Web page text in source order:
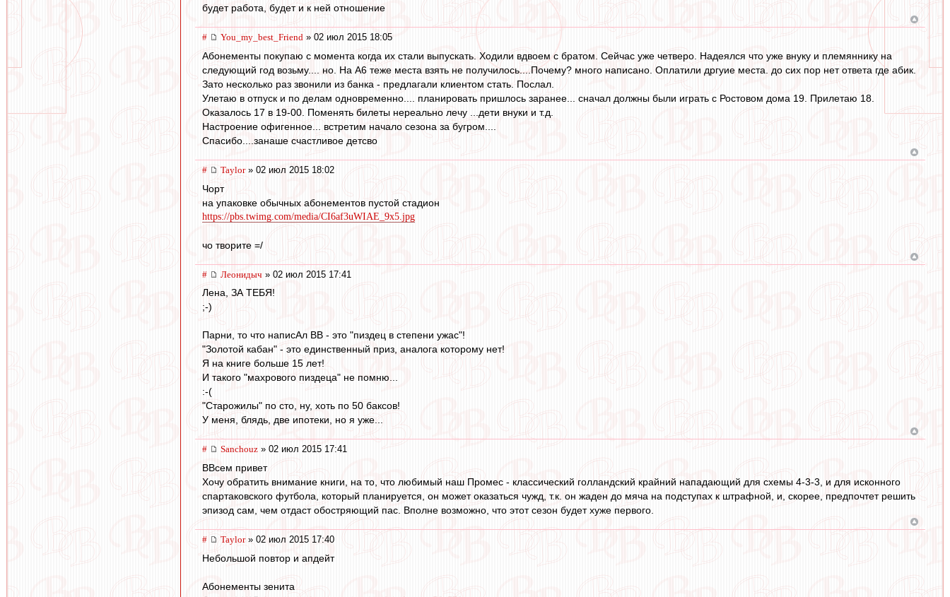
будет работа, будет и к ней отношение
# You_my_best_Friend » 02 июл 2015 18:05
Абонементы покупаю с момента когда их стали выпускать. Ходили вдвоем с братом. Сейчас уже четверо. Надеялся что уже внуку и племяннику на
следующий год возьму.... но. На А6 теже места взять не получилось....Почему? много написано. Оплатили дргуие места. до сих пор нет ответа где абик.
Зато несколько раз звонили из банка - предлагали клиентом стать. Послал.
Улетаю в отпуск и по делам одновременно.... планировать пришлось заранее... сначал должны были играть с Ростовом дома 19. Прилетаю 18.
Оказалось 17 в 19-00. Поменять билеты нереально лечу ...дети внуки и т.д.
Настроение офигенное... встретим начало сезона за бугром....
Спасибо....занаше счастливое детсво
# Taylor» 02 июл 2015 18:02
Чорт
на упаковке обычных абонементов пустой стадион
https://pbs.twimg.com/media/CI6af3uWIAE_9x5.jpg
чо творите =/
# Леонидыч » 02 июл 2015 17:41
Лена, ЗА ТЕБЯ!
;-)
Парни, то что написАл ВВ - это "пиздец в степени ужас"!
"Золотой кабан" - это единственный приз, аналога которому нет!
Я на книге больше 15 лет!
И такого "махрового пиздеца" не помню...
:-(
"Старожилы" по сто, ну, хоть по 50 баксов!
У меня, блядь, две ипотеки, но я уже...
# Sanchouz » 02 июл 2015 17:41
ВВсем привет
Хочу обратить внимание книги, на то, что любимый наш Промес - классический голландский крайний нападающий для схемы 4-3-3, и для исконного
спартаковского футбола, который планируется, он может оказаться чужд, т.к. он жаден до мяча на подступах к штрафной, и, скорее, предпочтет решить
эпизод сам, чем отдаст обостряющий пас. Вполне возможно, что этот сезон будет хуже первого.
# Taylor» 02 июл 2015 17:40
Небольшой повтор и апдейт
Абонементы зенита